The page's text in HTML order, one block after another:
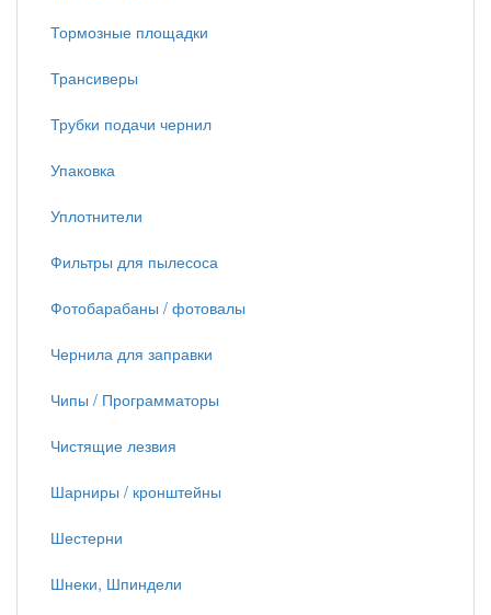
Тормозные площадки
Трансиверы
Трубки подачи чернил
Упаковка
Уплотнители
Фильтры для пылесоса
Фотобарабаны / фотовалы
Чернила для заправки
Чипы / Программаторы
Чистящие лезвия
Шарниры / кронштейны
Шестерни
Шнеки, Шпиндели